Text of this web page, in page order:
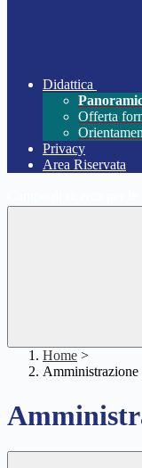
Didattica
Offerta
Privacy
Area Riservata
Home >
Amministrazione